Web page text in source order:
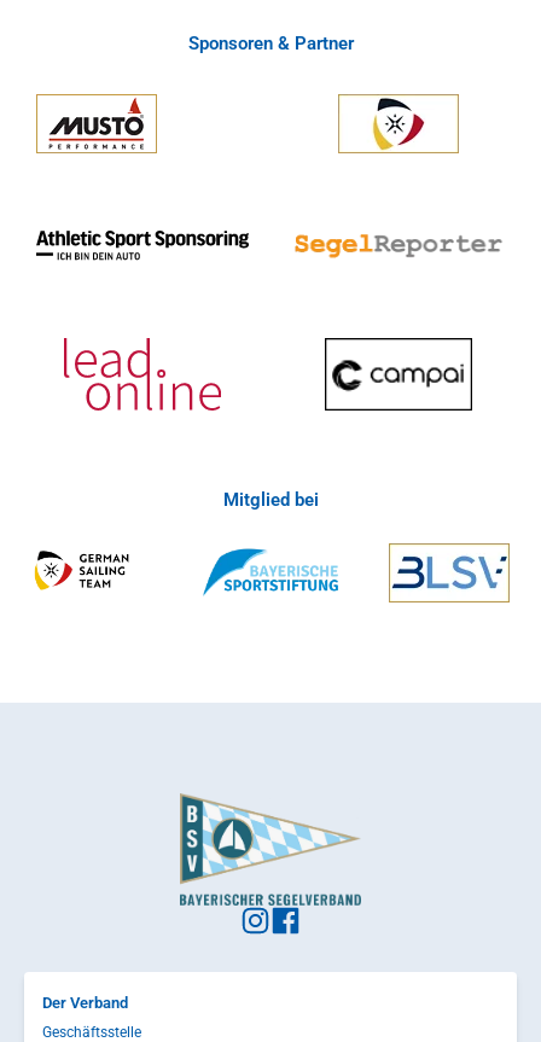
Sponsoren & Partner
Mitglied bei
Der Verband
Geschäftsstelle